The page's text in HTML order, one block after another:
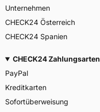
Unternehmen
CHECK24 Österreich
CHECK24 Spanien
CHECK24 Zahlungsarten
PayPal
Kreditkarten
Sofortüberweisung